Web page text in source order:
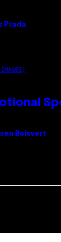
Prada
Boisvert